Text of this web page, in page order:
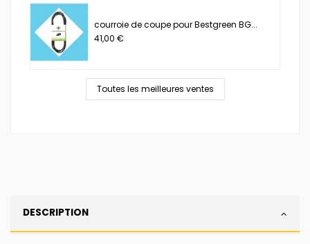
courroie de coupe pour Bestgreen BG...
41,00 €
Toutes les meilleures ventes
DESCRIPTION